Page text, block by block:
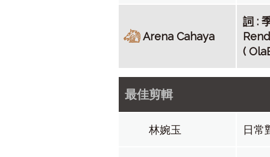
Arena Cahaya
詞 :
(
最佳剪輯
林婉玉 日常